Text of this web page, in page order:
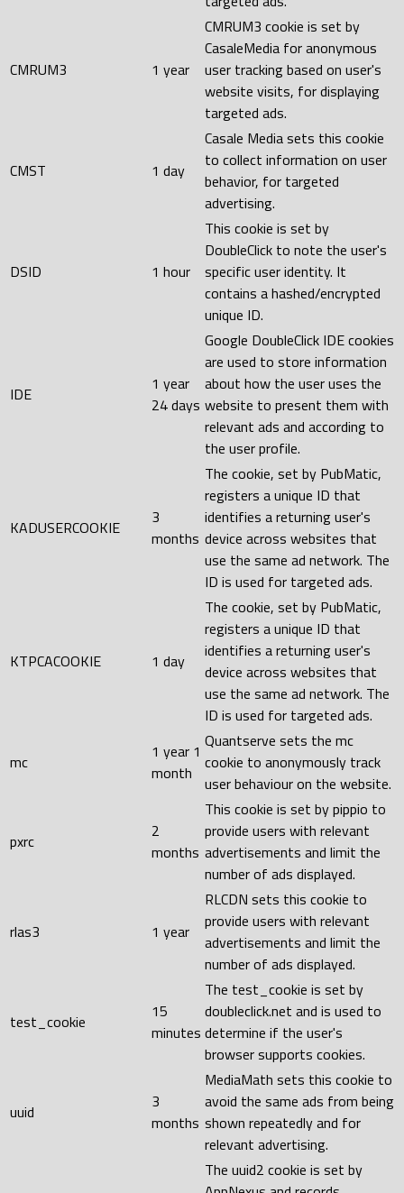
CMRUM3 1 year
CMRUM3 cookie is set by
CasaleMedia for anonymous
user tracking based on user's
website visits, for displaying
targeted ads.
CMST 1 day
Casale Media sets this cookie
to collect information on user
behavior, for targeted
advertising.
DSID 1 hour
This cookie is set by
DoubleClick to note the user's
specific user identity. It
contains a hashed/encrypted
unique ID.
IDE
1 year
24 days
Google DoubleClick IDE cookies
are used to store information
about how the user uses the
website to present them with
relevant ads and according to
the user profile.
KADUSERCOOKIE
3
months
The cookie, set by PubMatic,
registers a unique ID that
identifies a returning user's
device across websites that
use the same ad network. The
ID is used for targeted ads.
KTPCACOOKIE 1 day
The cookie, set by PubMatic,
registers a unique ID that
identifies a returning user's
device across websites that
use the same ad network. The
ID is used for targeted ads.
mc
1 year 1
month
Quantserve sets the mc
cookie to anonymously track
user behaviour on the website.
pxrc
2
months
This cookie is set by pippio to
provide users with relevant
advertisements and limit the
number of ads displayed.
rlas3 1 year
RLCDN sets this cookie to
provide users with relevant
advertisements and limit the
number of ads displayed.
test_cookie
15
minutes
The test_cookie is set by
doubleclick.net and is used to
determine if the user's
browser supports cookies.
uuid
3
months
MediaMath sets this cookie to
avoid the same ads from being
shown repeatedly and for
relevant advertising.
The uuid2 cookie is set by